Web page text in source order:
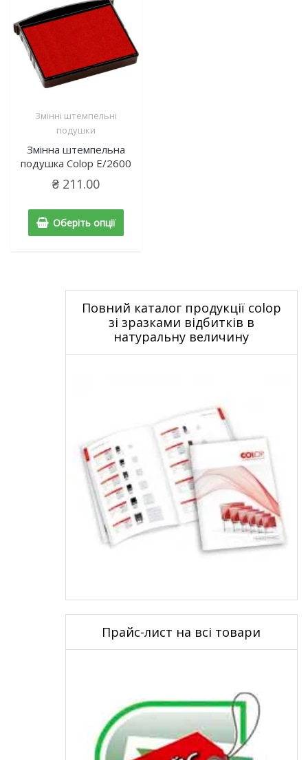
Змінні штемпельні
подушки
Змінна штемпельна
подушка Colop E/2600
₴ 211.00
Оберіть опції
Повний каталог продукції colop
зі зразками відбитків в
натуральну величину
Прайс-лист на всі товари